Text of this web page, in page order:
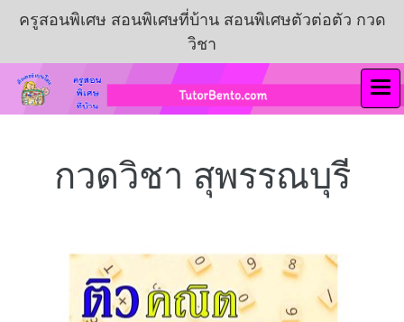
ครูสอนพิเศษ สอนพิเศษที่บ้าน สอนพิเศษตัวต่อตัว กวด
วิชา
กวดวิชา สุพรรณบุรี